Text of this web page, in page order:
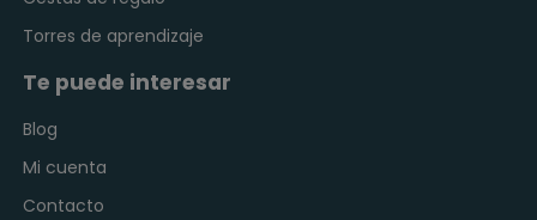
Torres de aprendizaje
Te puede interesar
Blog
Mi cuenta
Contacto